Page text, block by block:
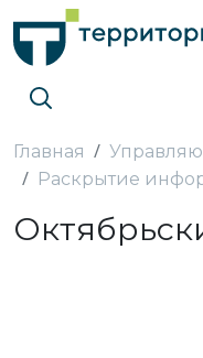
Главная
Раскрытие